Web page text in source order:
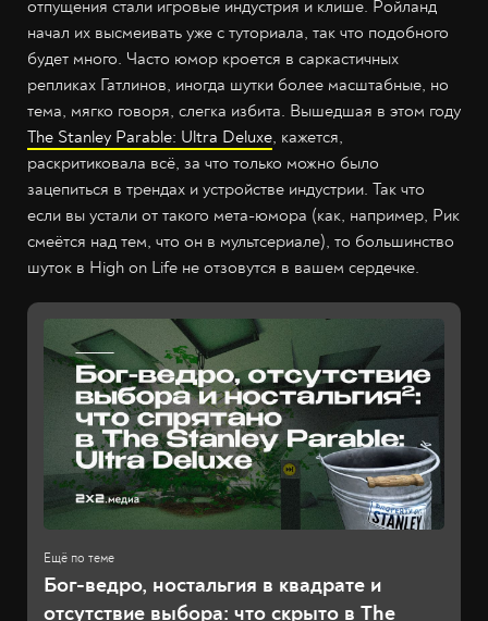
отпущения стали игровые индустрия и клише. Ройланд
начал их высмеивать уже с туториала, так что подобного
будет много. Часто юмор кроется в саркастичных
репликах Гатлинов, иногда шутки более масштабные, но
тема, мягко говоря, слегка избита. Вышедшая в этом году
The Stanley Parable: Ultra Deluxe, кажется,
раскритиковала всё, за что только можно было
зацепиться в трендах и устройстве индустрии. Так что
если вы устали от такого мета-юмора (как, например, Рик
смеётся над тем, что он в мультсериале), то большинство
шуток в High on Life не отзовутся в вашем сердечке.
Бог-ведро, ностальгия в квадрате и
отсутствие выбора: что скрыто в The